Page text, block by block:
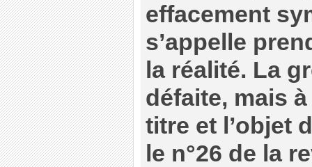
effacement
s’appelle
la réalité. La
défaite, mais
titre et l’objet
le n°26 de la